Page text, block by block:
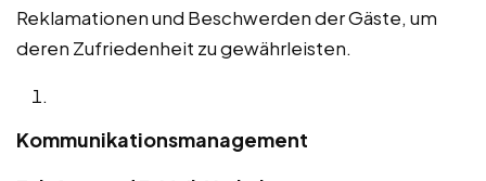
Reklamationen und Beschwerden der Gäste, um
deren Zufriedenheit zu gewährleisten.
Kommunikationsmanagement